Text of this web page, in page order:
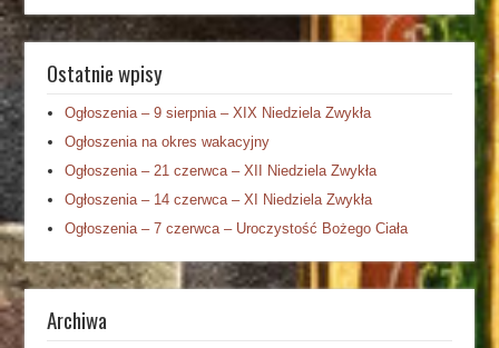
Ostatnie wpisy
Ogłoszenia – 9 sierpnia – XIX Niedziela Zwykła
Ogłoszenia na okres wakacyjny
Ogłoszenia – 21 czerwca – XII Niedziela Zwykła
Ogłoszenia – 14 czerwca – XI Niedziela Zwykła
Ogłoszenia – 7 czerwca – Uroczystość Bożego Ciała
Archiwa